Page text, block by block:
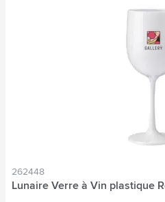
262448
Lunaire Verre à Vin plastique